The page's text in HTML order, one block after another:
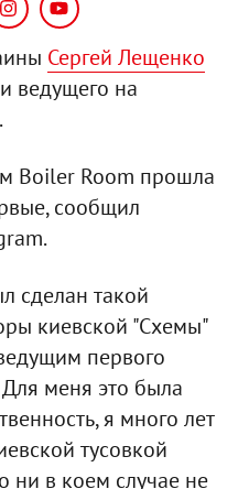
Сергей Лещенко
ведущего на
Boiler Room прошла
сообщил
сделан такой
киевской "Схемы"
первого
меня это была
я много лет
тусовкой
ни в коем случае не